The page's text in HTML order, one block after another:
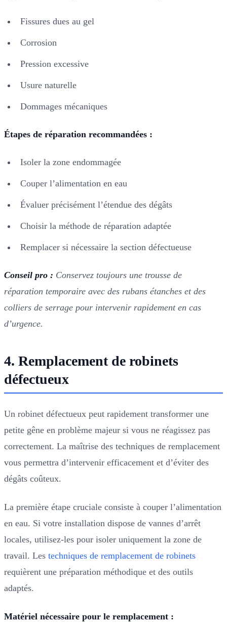
Fissures dues au gel
Corrosion
Pression excessive
Usure naturelle
Dommages mécaniques
Étapes de réparation recommandées :
Isoler la zone endommagée
Couper l’alimentation en eau
Évaluer précisément l’étendue des dégâts
Choisir la méthode de réparation adaptée
Remplacer si nécessaire la section défectueuse
Conseil pro : Conservez toujours une trousse de
réparation temporaire avec des rubans étanches et des
colliers de serrage pour intervenir rapidement en cas
d’urgence.
4. Remplacement de robinets
défectueux
Un robinet défectueux peut rapidement transformer une
petite gêne en problème majeur si vous ne réagissez pas
correctement. La maîtrise des techniques de remplacement
vous permettra d’intervenir efficacement et d’éviter des
dégâts coûteux.
La première étape cruciale consiste à couper l’alimentation
en eau. Si votre installation dispose de vannes d’arrêt
locales, utilisez-les pour isoler uniquement la zone de
travail. Les techniques de remplacement de robinets
requièrent une préparation méthodique et des outils
adaptés.
Matériel nécessaire pour le remplacement :